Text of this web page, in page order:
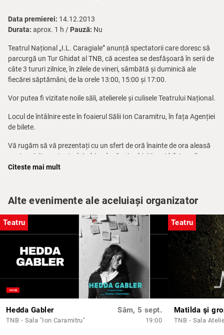
Data premierei: 14.12.2013
Durata: aprox. 1 h / Pauză: Nu
Teatrul Național „I.L. Caragiale” anunță spectatorii care doresc să
parcurgă un Tur Ghidat al TNB, că acestea se desfășoară în serii de
câte 3 tururi zilnice, în zilele de vineri, sâmbătă și duminică ale
fiecărei săptămâni, de la orele 13:00, 15:00 și 17:00.
Vor putea fi vizitate noile săli, atelierele și culisele Teatrului Național.
Locul de întâlnire este în foaierul Sălii Ion Caramitru, în fața Agenției
de bilete.
Vă rugăm să vă prezentați cu un sfert de oră înainte de ora aleasă
pentru vizitarea teatrului, chiar dacă ați achiziționat bilete online.
Pe baza unei solicitări telefonice prealabile între orele 10.00 – 14.00
la nr. 0744 633 188 (dl. Ionuț Corpaci) poate fi programat un tur
ghidat în limba engleză.
Citeste mai mult
Alte evenimente ale aceluiași organizator
Teatru
Hedda Gabler
TNB - Sala "Ion Caramitru"
Sâm, 5 sept.
19:00
Teatru
Matilda şi
TNB - Sala